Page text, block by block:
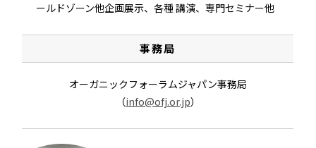
ールドゾーン他企画展示、各種 講演、専門セミナー他
事務局
オーガニックフォーラムジャパン事務局
（info@ofj.or.jp）